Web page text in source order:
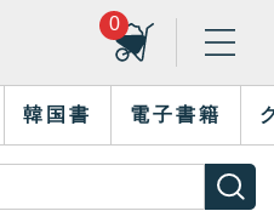
0
韓国書 電子書籍